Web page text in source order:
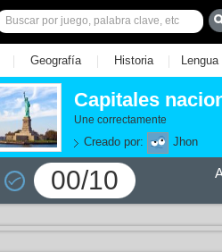
| Geografía | Historia | Lengua
Capitales
Une correctamente
Creado por: Jhon
00/10